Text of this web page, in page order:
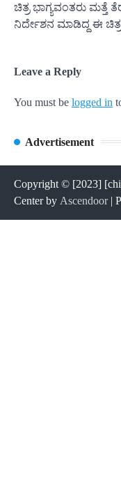
ಚಿತ್ರ ಭಾಗ್ಯವಂತರು
ನಿರ್ದೇಶನ ಮಾಡಿದ್ದ ಈ
Leave a Reply
You must be logged in
Advertisement
Copyright © [2023]
Center by Ascendoor|